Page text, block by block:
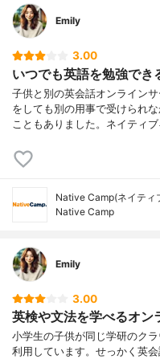
Emily
3.00
いつでも英語を勉強でき
子供と別の英会話オンライン
をしても別の用事で受けられ
こともありました。ネイティ
Native Camp(ネイティ
Native Camp
Emily
3.00
英検や文法を学べるオン
小学生の子供が同じ学研のク
利用しています。せっかく英